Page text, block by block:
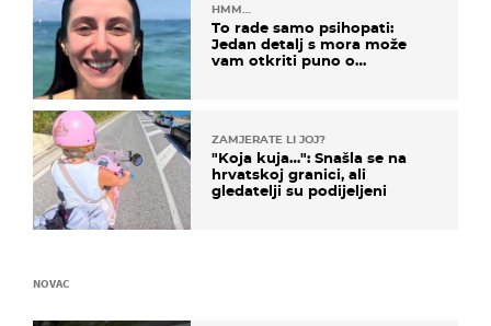
HMM…
To rade samo psihopati:
Jedan detalj s mora može
vam otkriti puno o
ZAMJERATE LI JOJ?
"Koja kuja…": Snašla se na
hrvatskoj granici, ali
gledatelji su podijeljeni
NOVAC